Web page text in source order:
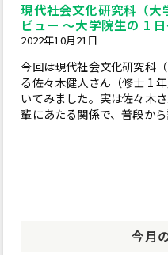
現代社会文化研究科（大
ビュー ～大学院生の 1
2022年10月21日
今回は現代社会文化研究科
る佐々木健人さん（修士 1
いてみました。実は佐々木
輩にあたる関係で、普段か
今月